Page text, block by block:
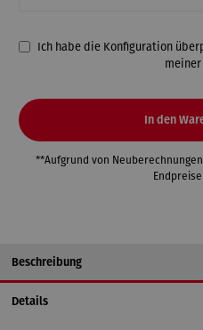
Ich habe die Konfiguration
meiner
In den
**Aufgrund von
Beschreibung
Details